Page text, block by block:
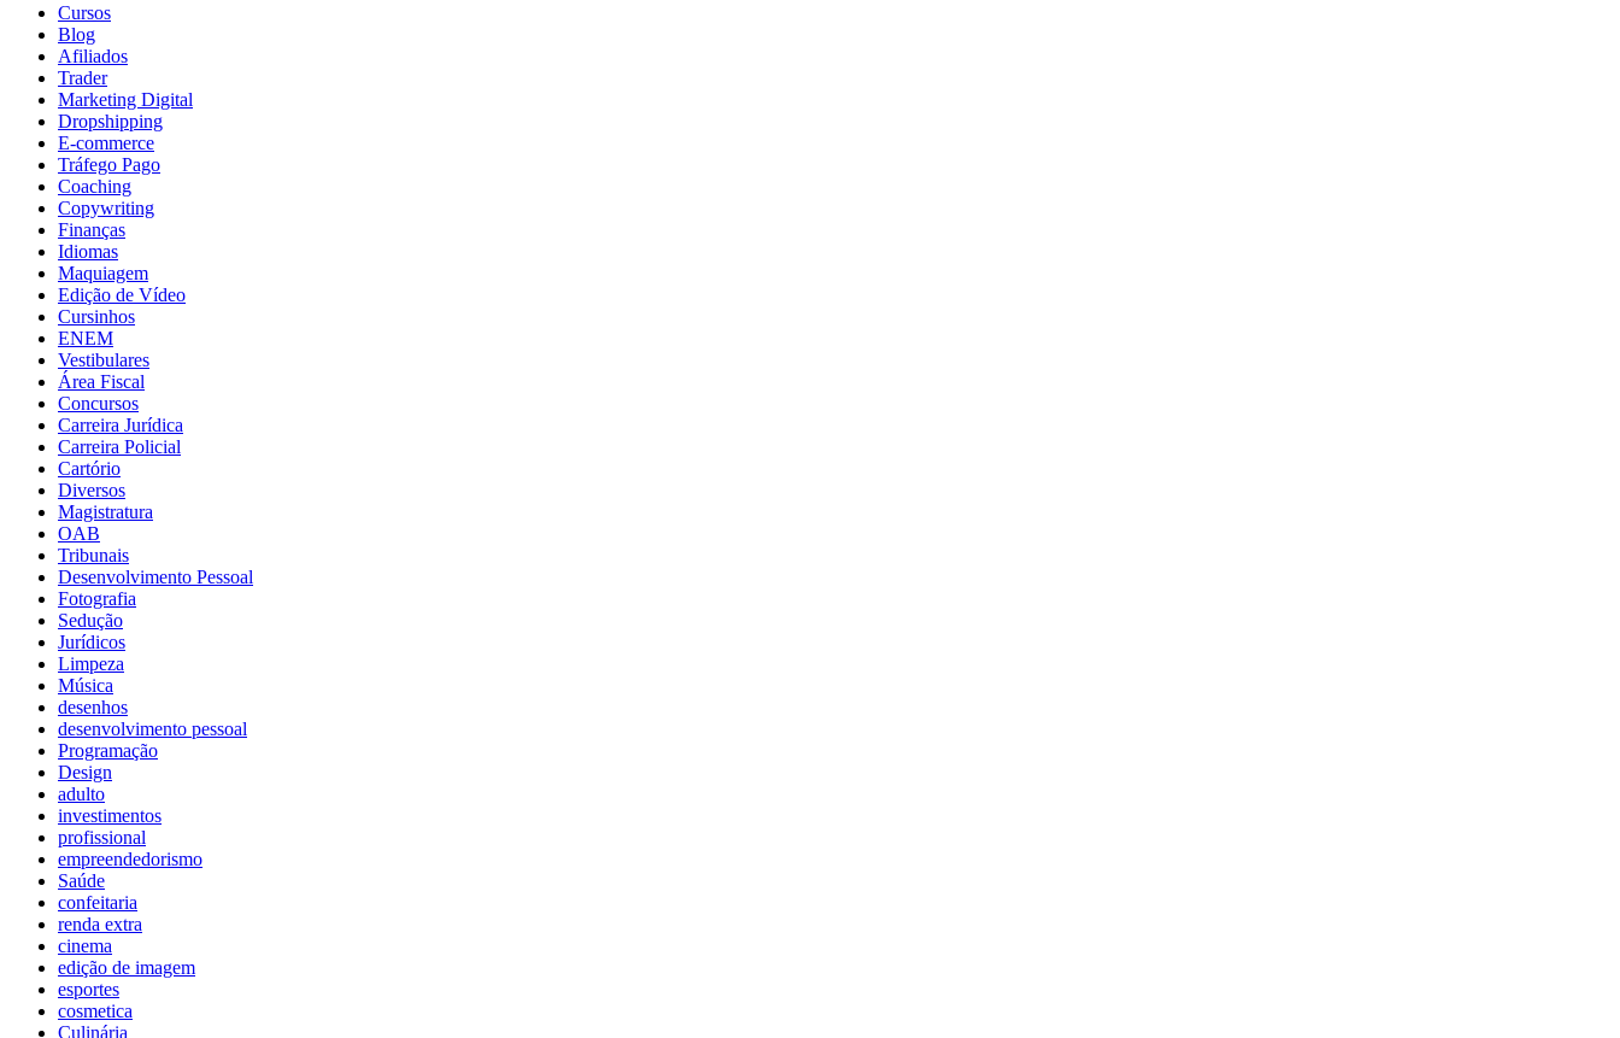
Cursos
Blog
Afiliados
Trader
Marketing Digital
Dropshipping
E-commerce
Tráfego Pago
Coaching
Copywriting
Finanças
Idiomas
Maquiagem
Edição de Vídeo
Cursinhos
ENEM
Vestibulares
Área Fiscal
Concursos
Carreira Jurídica
Carreira Policial
Cartório
Diversos
Magistratura
OAB
Tribunais
Desenvolvimento Pessoal
Fotografia
Sedução
Jurídicos
Limpeza
Música
desenhos
desenvolvimento pessoal
Programação
Design
adulto
investimentos
profissional
empreendedorismo
Saúde
confeitaria
renda extra
cinema
edição de imagem
esportes
cosmetica
Culinária